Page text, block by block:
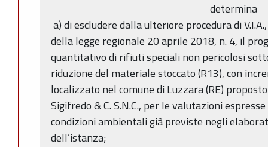
determina
a) di escludere dalla ulteriore procedura di
della legge regionale 20 aprile 2018, n. 4, il
quantitativo di rifiuti speciali non pericolosi
riduzione del materiale stoccato (R13), con
localizzato nel comune di Luzzara (RE)
Sigifredo & C. S.N.C., per le valutazioni
condizioni ambientali già previste negli
dell’istanza;